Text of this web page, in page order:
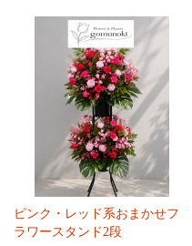
ピンク・レッド系おまかせフ
ラワースタンド2段